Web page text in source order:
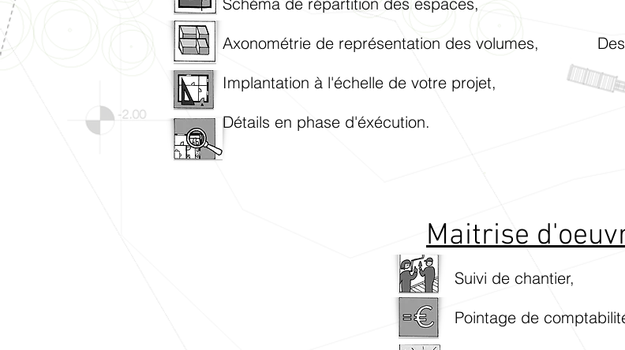
Descriptif
Axonométrie de représentation des volumes,
Implantation à l'échelle de votre projet,
Détails en phase d'éxécution.
Maitrise
Suivi de chantier,
Pointage de